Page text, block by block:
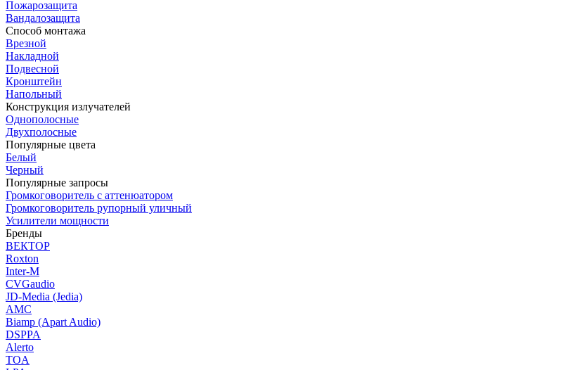
Пожарозащита
Вандалозащита
Способ монтажа
Врезной
Накладной
Подвесной
Кронштейн
Напольный
Конструкция излучателей
Однополосные
Двухполосные
Популярные цвета
Белый
Черный
Популярные запросы
Громкоговоритель с аттенюатором
Громкоговоритель рупорный уличный
Усилители мощности
Бренды
ВЕКТОР
Roxton
Inter-M
CVGaudio
JD-Media (Jedia)
AMC
Biamp (Apart Audio)
DSPPA
Alerto
TOA